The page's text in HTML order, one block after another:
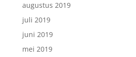
augustus 2019
juli 2019
juni 2019
mei 2019